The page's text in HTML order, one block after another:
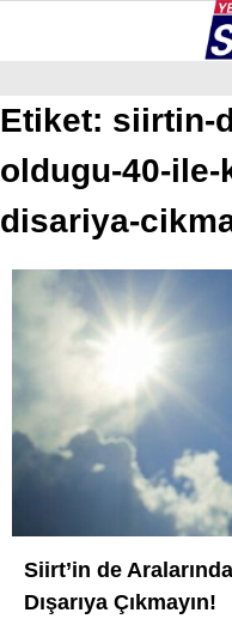
GALERİ VİDEO
BAYKAN
PERVARI
TILLO
NÖBETÇI ECZANELER
Etiket: siirtin-
oldugu-40-
disariya-
Siirt’in de
Dışarıya Çıkmayın!